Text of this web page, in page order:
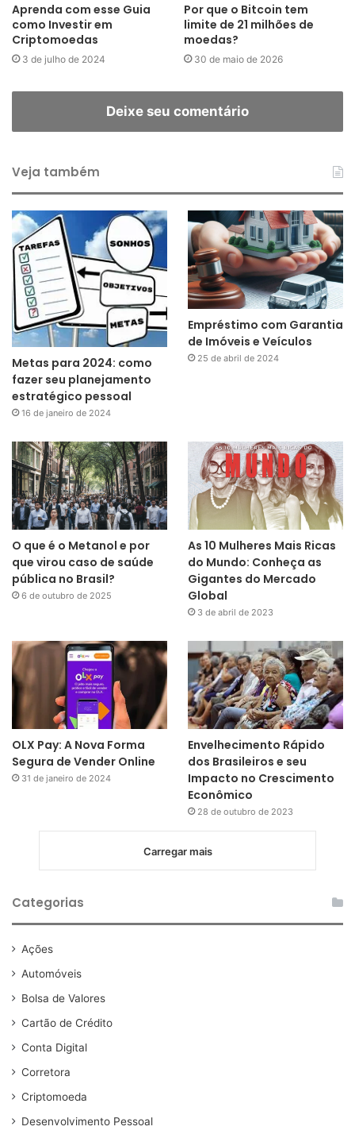
Aprenda com esse Guia
como Investir em
Criptomoedas
3 de julho de 2024
Por que o Bitcoin tem
limite de 21 milhões de
moedas?
30 de maio de 2026
Deixe seu comentário
Veja também
Metas para 2024: como
fazer seu planejamento
estratégico pessoal
16 de janeiro de 2024
Empréstimo com Garantia
de Imóveis e Veículos
25 de abril de 2024
O que é o Metanol e por
que virou caso de saúde
pública no Brasil?
6 de outubro de 2025
As 10 Mulheres Mais Ricas
do Mundo: Conheça as
Gigantes do Mercado
Global
3 de abril de 2023
OLX Pay: A Nova Forma
Segura de Vender Online
31 de janeiro de 2024
Envelhecimento Rápido
dos Brasileiros e seu
Impacto no Crescimento
Econômico
28 de outubro de 2023
Carregar mais
Categorias
Ações
Automóveis
Bolsa de Valores
Cartão de Crédito
Conta Digital
Corretora
Criptomoeda
Desenvolvimento Pessoal